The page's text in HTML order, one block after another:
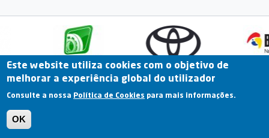
Previous
Fale Connosco Portal Online Arquivo
Termos e Condições | Política de Privacidade |
Este website utiliza cookies com o objetivo de
melhorar a experiência global do utilizador
Consulte a nossa Política de Cookies para mais informações.
OK